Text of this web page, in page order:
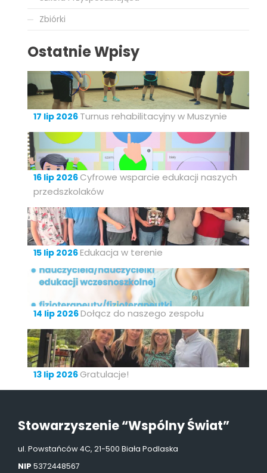
Zbiórki
Ostatnie Wpisy
17 lip 2026 Turnus rehabilitacyjny w Muszynie
16 lip 2026 Cyfrowe wsparcie edukacji naszych
przedszkolaków
15 lip 2026Edukacja w terenie
14 lip 2026Dołącz do naszego zespołu
13 lip 2026 Gratulacje!
Stowarzyszenie “Wspólny Świat”
ul. Powstańców 4C, 21-500 Biała Podlaska
NIP 5372448567